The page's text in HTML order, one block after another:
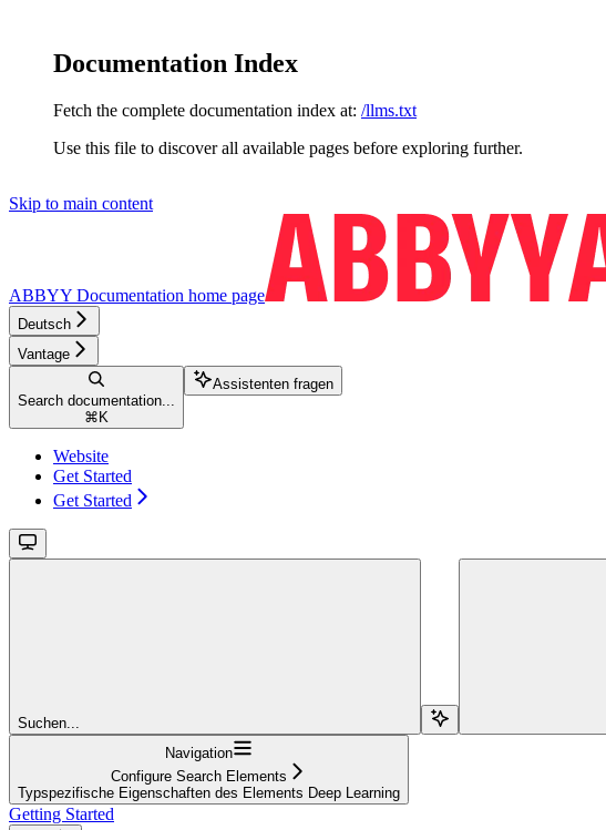
Documentation Index
Fetch the complete documentation index at: /llms.txt
Use this file to discover all available pages before exploring further.
Skip to main content
ABBYY Documentation home page
Deutsch
Vantage
Search documentation...
⌘ K
Assistenten fragen
Website
Get Started
Get Started
Suchen...
Navigation
Configure Search Elements
Typspezifische Eigenschaften des Elements Deep Learning
Getting Started